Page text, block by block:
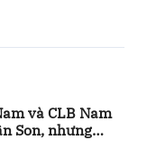
và CLB Nam
Son, nhưng